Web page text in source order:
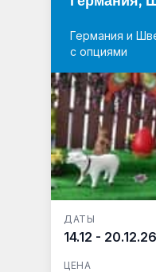
Германия и
с опциями
ДАТЫ
14.12 - 20.12.26
ЦЕНА